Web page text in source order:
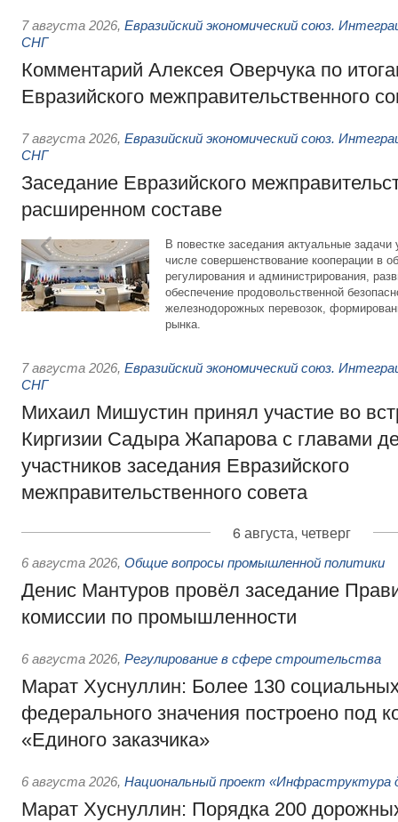
7 августа 2026, Евразийский экономический союз.
СНГ
Комментарий Алексея Оверчука по
Евразийского межправительственного
7 августа 2026, Евразийский экономический союз.
СНГ
Заседание Евразийского
расширенном составе
В повестке заседания актуальные задачи
числе совершенствование кооперации в
регулирования и администрирования,
обеспечение продовольственной
железнодорожных перевозок,
рынка.
7 августа 2026, Евразийский экономический союз.
СНГ
Михаил Мишустин принял участие во
Киргизии Садыра Жапарова с главами
участников заседания Евразийского
межправительственного совета
6 августа, четверг
6 августа 2026, Общие вопросы промышленной политики
Денис Мантуров провёл заседание
комиссии по промышленности
6 августа 2026, Регулирование в сфере строительства
Марат Хуснуллин: Более 130
федерального значения построено под
«Единого заказчика»
6 августа 2026, Национальный проект «Инфраструктура
Марат Хуснуллин: Порядка 200